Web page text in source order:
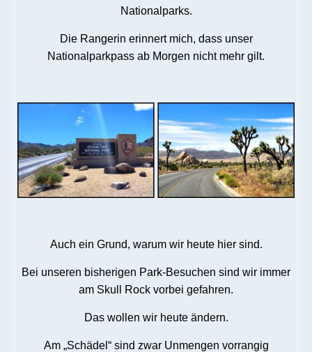
Nationalparks.
Die Rangerin erinnert mich, dass unser
Nationalparkpass ab Morgen nicht mehr gilt.
Auch ein Grund, warum wir heute hier sind.
Bei unseren bisherigen Park-Besuchen sind wir immer
am Skull Rock vorbei gefahren.
Das wollen wir heute ändern.
Am „Schädel“ sind zwar Unmengen vorrangig